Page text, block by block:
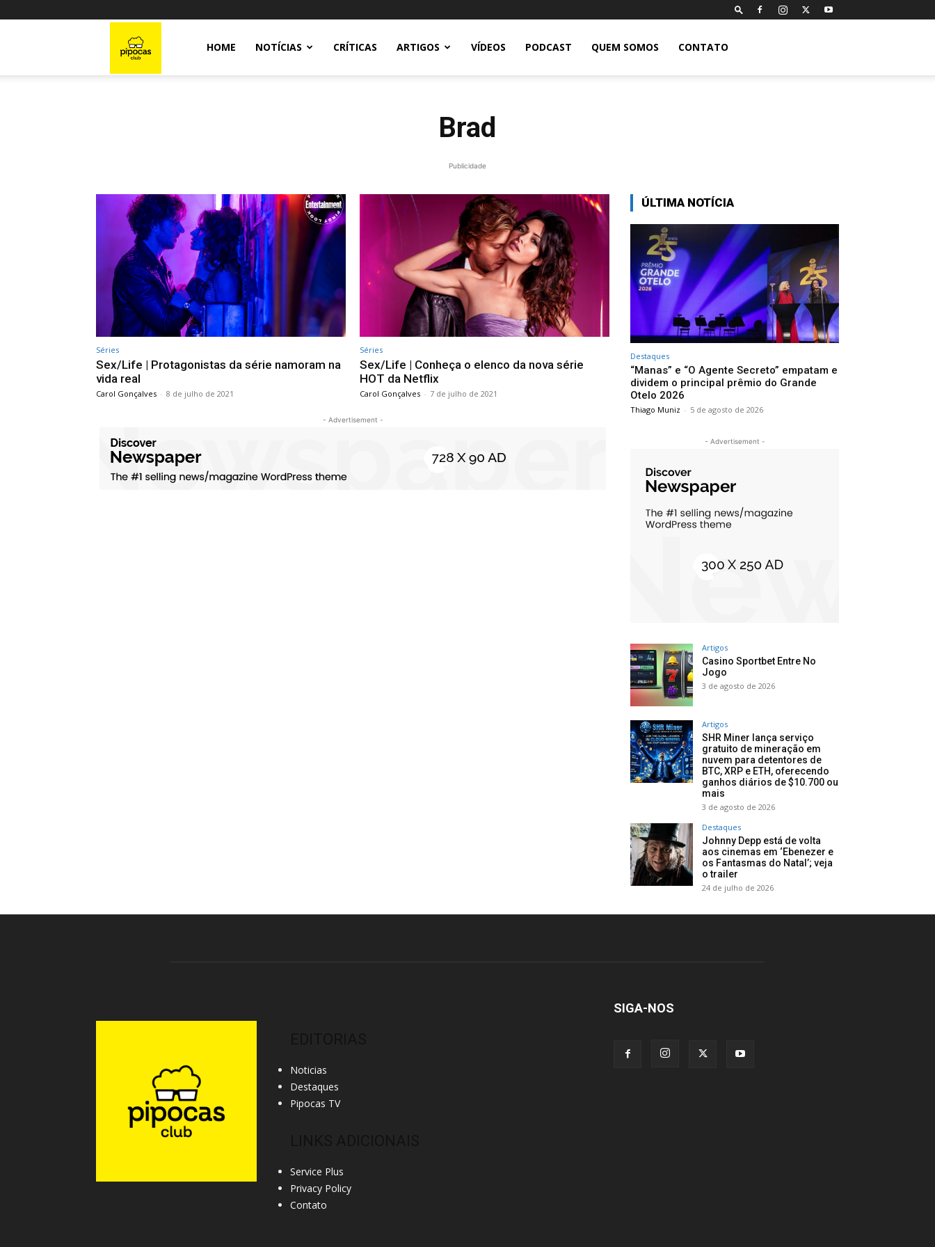
HOME NOTÍCIAS CRÍTICAS ARTIGOS VÍDEOS PODCAST QUEM SOMOS CONTATO
Brad
Publicidade
Séries
Sex/Life | Protagonistas da série namoram na
vida real
Carol Gonçalves - 8 de julho de 2021
Séries
Sex/Life | Conheça o elenco da nova série
HOT da Netflix
Carol Gonçalves - 7 de julho de 2021
- Advertisement -
ÚLTIMA NOTÍCIA
Destaques
“Manas” e “O Agente Secreto” empatam e
dividem o principal prêmio do Grande
Otelo 2026
Thiago Muniz - 5 de agosto de 2026
- Advertisement -
Artigos
Casino Sportbet Entre No
Jogo
3 de agosto de 2026
Artigos
SHR Miner lança serviço
gratuito de mineração em
nuvem para detentores de
BTC, XRP e ETH, oferecendo
ganhos diários de $10.700 ou
mais
3 de agosto de 2026
Destaques
Johnny Depp está de volta
aos cinemas em ‘Ebenezer e
os Fantasmas do Natal’; veja
o trailer
24 de julho de 2026
Noticias
Destaques
Pipocas TV
Service Plus
Privacy Policy
Contato
SIGA-NOS